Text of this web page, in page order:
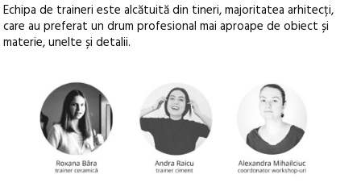
Echipa de traineri este alcătuită din tineri, majoritatea arhitecți,
care au preferat un drum profesional mai aproape de obiect și
materie, unelte și detalii.